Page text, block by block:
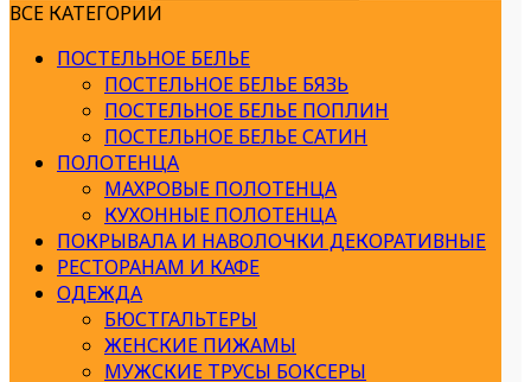
ВСЕ КАТЕГОРИИ
ПОСТЕЛЬНОЕ БЕЛЬЕ
ПОСТЕЛЬНОЕ БЕЛЬЕ БЯЗЬ
ПОСТЕЛЬНОЕ БЕЛЬЕ ПОПЛИН
ПОСТЕЛЬНОЕ БЕЛЬЕ САТИН
ПОЛОТЕНЦА
МАХРОВЫЕ ПОЛОТЕНЦА
КУХОННЫЕ ПОЛОТЕНЦА
ПОКРЫВАЛА И НАВОЛОЧКИ ДЕКОРАТИВНЫЕ
РЕСТОРАНАМ И КАФЕ
ОДЕЖДА
БЮСТГАЛЬТЕРЫ
ЖЕНСКИЕ ПИЖАМЫ
МУЖСКИЕ ТРУСЫ БОКСЕРЫ